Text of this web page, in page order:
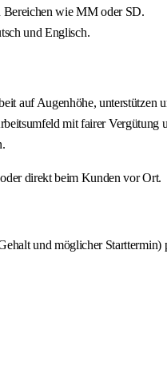
Bereichen wie MM oder SD.
und Englisch.
Augenhöhe, unterstützen
mit fairer
direkt beim Kunden vor Ort.
und möglicher